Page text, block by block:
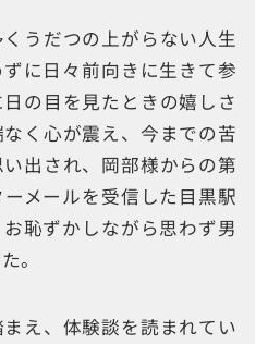
うだつの上がらない人生
に日々前向きに生きて参
の目を見たときの嬉しさ
く心が震え、今までの苦
出され、岡部様からの第
メールを受信した目黒駅
恥ずかしながら思わず男
。
え、体験談を読まれてい